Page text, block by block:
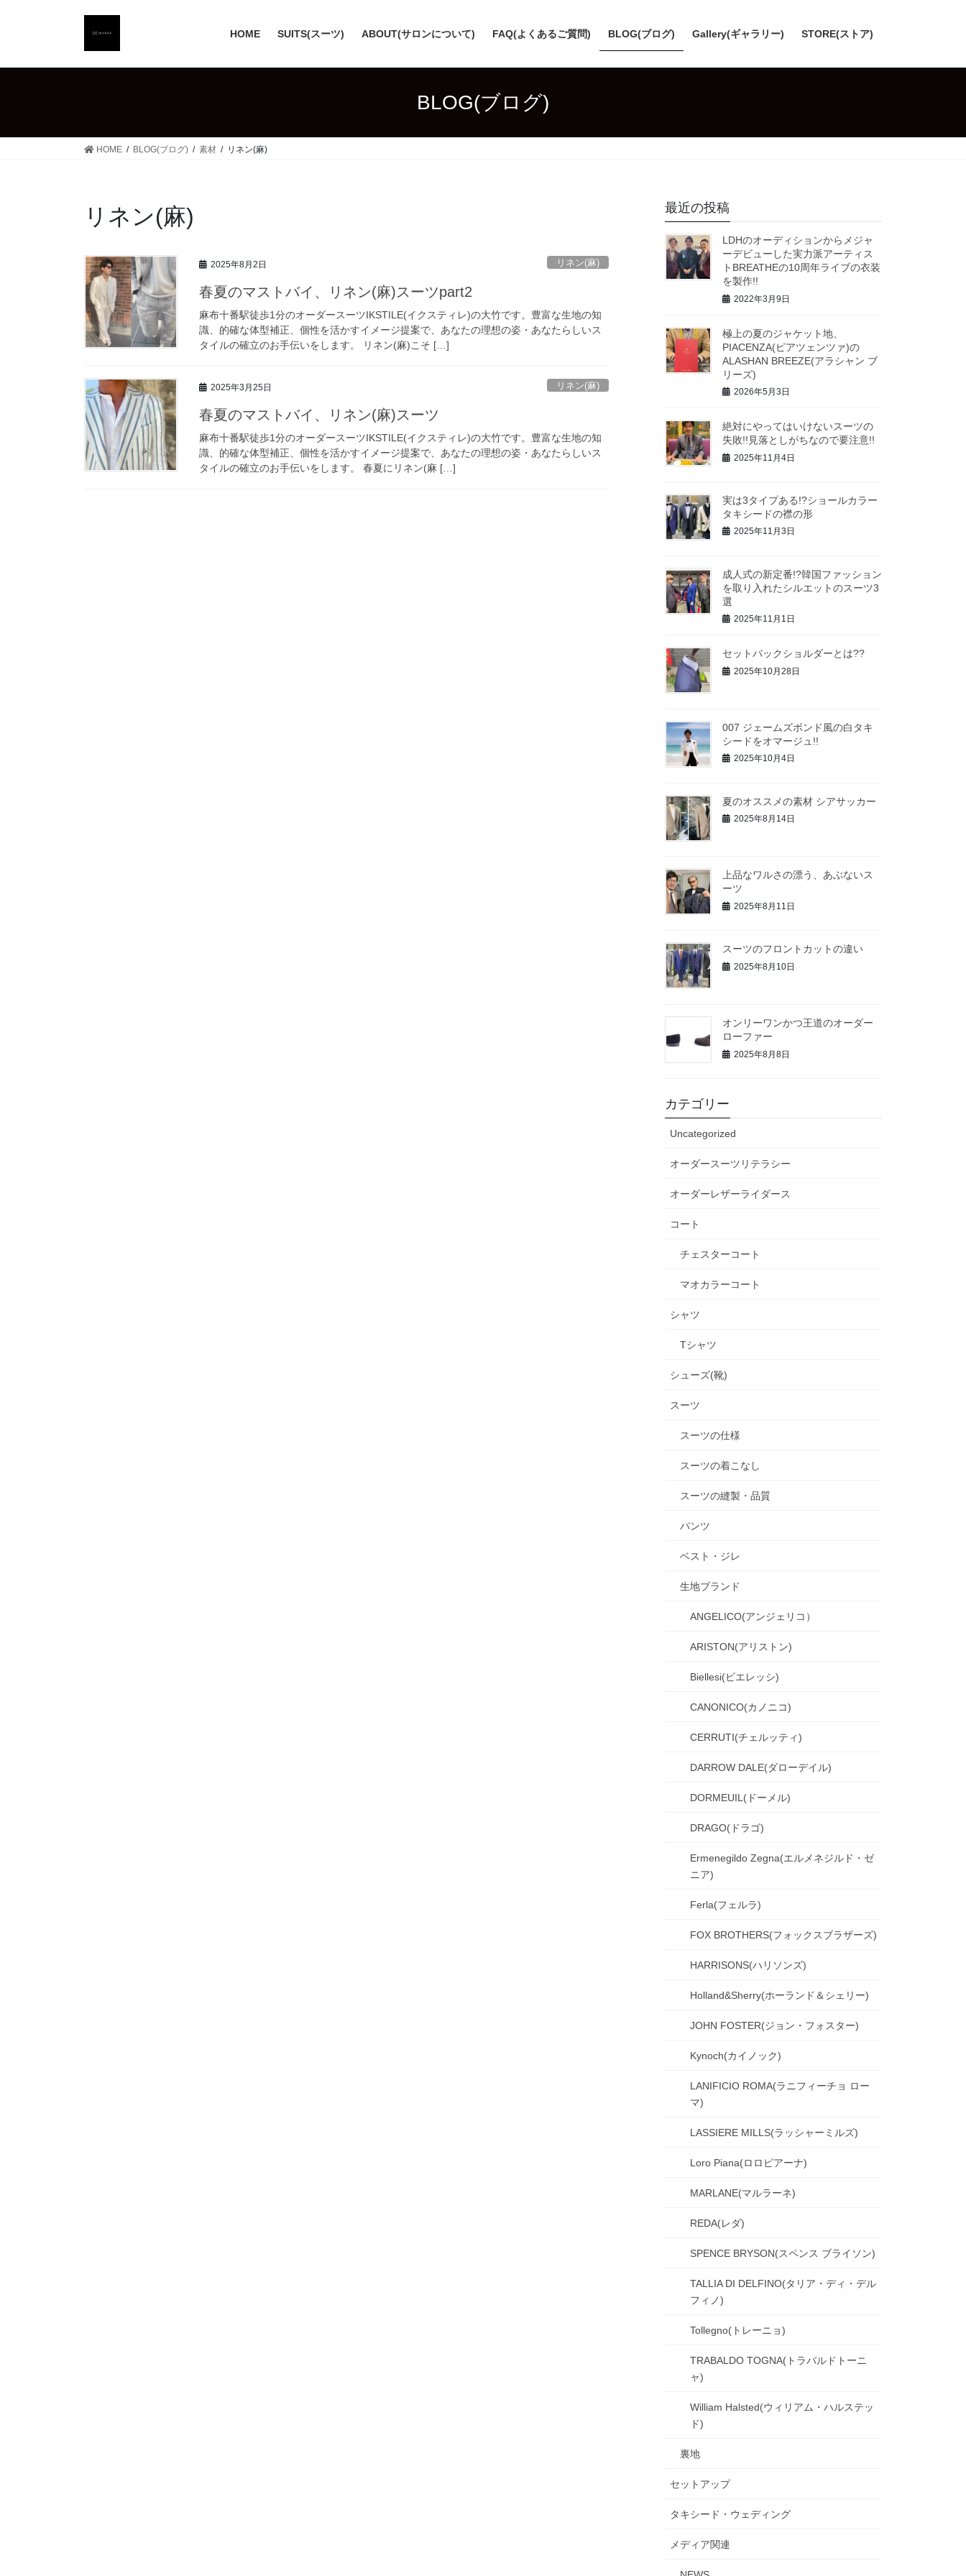
HOME SUITS(スーツ) ABOUT(サロンについて) FAQ(よくあるご質問) BLOG(ブログ) Gallery(ギャラリー) STORE(ストア)
BLOG(ブログ)
HOME BLOG(ブログ) 素材 リネン(麻)
リネン(麻)
2025年8月2日 リネン(麻)
春夏のマストバイ、リネン(麻)スーツpart2
麻布十番駅徒歩1分のオーダースーツIKSTILE(イクスティレ)の大竹です。豊富な生地の知
識、的確な体型補正、個性を活かすイメージ提案で、あなたの理想の姿・あなたらしいス
タイルの確立のお手伝いをします。 リネン(麻)こそ […]
2025年3月25日 リネン(麻)
春夏のマストバイ、リネン(麻)スーツ
麻布十番駅徒歩1分のオーダースーツIKSTILE(イクスティレ)の大竹です。豊富な生地の知
識、的確な体型補正、個性を活かすイメージ提案で、あなたの理想の姿・あなたらしいス
タイルの確立のお手伝いをします。 春夏にリネン(麻 […]
最近の投稿
LDHのオーディションからメジャ
ーデビューした実力派アーティス
トBREATHEの10周年ライブの衣装
を製作!!
2022年3月9日
極上の夏のジャケット地、
PIACENZA(ピアツェンツァ)の
ALASHAN BREEZE(アラシャン ブ
リーズ)
2026年5月3日
絶対にやってはいけないスーツの
失敗!!見落としがちなので要注意!!
2025年11月4日
実は3タイプある!?ショールカラー
タキシードの襟の形
2025年11月3日
成人式の新定番!?韓国ファッション
を取り入れたシルエットのスーツ3
選
2025年11月1日
セットバックショルダーとは??
2025年10月28日
007 ジェームズボンド風の白タキ
シードをオマージュ!!
2025年10月4日
夏のオススメの素材 シアサッカー
2025年8月14日
上品なワルさの漂う、あぶないス
ーツ
2025年8月11日
スーツのフロントカットの違い
2025年8月10日
オンリーワンかつ王道のオーダー
ローファー
2025年8月8日
カテゴリー
Uncategorized
オーダースーツリテラシー
オーダーレザーライダース
コート
チェスターコート
マオカラーコート
シャツ
Tシャツ
シューズ(靴)
スーツ
スーツの仕様
スーツの着こなし
スーツの縫製・品質
パンツ
ベスト・ジレ
生地ブランド
ANGELICO(アンジェリコ）
ARISTON(アリストン)
Biellesi(ビエレッシ)
CANONICO(カノニコ)
CERRUTI(チェルッティ)
DARROW DALE(ダローデイル)
DORMEUIL(ドーメル)
DRAGO(ドラゴ)
Ermenegildo Zegna(エルメネジルド・ゼ
ニア)
Ferla(フェルラ)
FOX BROTHERS(フォックスブラザーズ)
HARRISONS(ハリソンズ)
Holland&Sherry(ホーランド＆シェリー)
JOHN FOSTER(ジョン・フォスター)
Kynoch(カイノック)
LANIFICIO ROMA(ラニフィーチョ ロー
マ)
LASSIERE MILLS(ラッシャーミルズ)
Loro Piana(ロロピアーナ)
MARLANE(マルラーネ)
REDA(レダ)
SPENCE BRYSON(スペンス ブライソン)
TALLIA DI DELFINO(タリア・ディ・デル
フィノ)
Tollegno(トレーニョ)
TRABALDO TOGNA(トラバルドトーニ
ャ)
William Halsted(ウィリアム・ハルステッ
ド)
裏地
セットアップ
タキシード・ウェディング
メディア関連